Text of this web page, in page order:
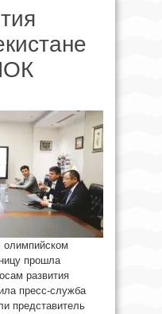
прошла
развития
пресс-служба
представитель